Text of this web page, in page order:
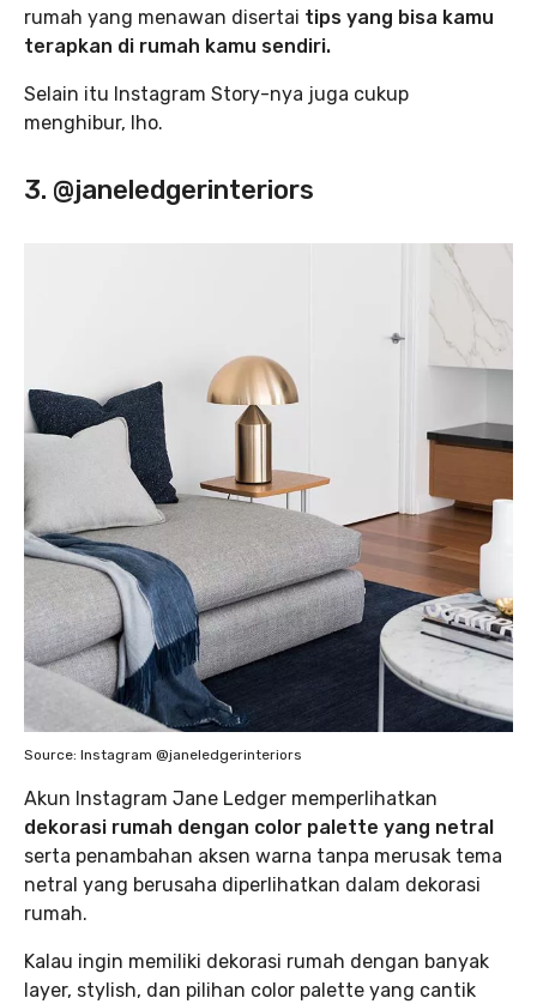
rumah yang menawan disertai tips yang bisa kamu
terapkan di rumah kamu sendiri.
Selain itu Instagram Story-nya juga cukup
menghibur, lho.
3. @janeledgerinteriors
Source: Instagram @janeledgerinteriors
Akun Instagram Jane Ledger memperlihatkan
dekorasi rumah dengan color palette yang netral
serta penambahan aksen warna tanpa merusak tema
netral yang berusaha diperlihatkan dalam dekorasi
rumah.
Kalau ingin memiliki dekorasi rumah dengan banyak
layer, stylish, dan pilihan color palette yang cantik